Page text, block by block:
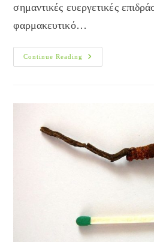
σημαντικές ευεργετικές
φαρμακευτικό…
Continue Reading
Φαρμακευτικό
Μανιτάρι